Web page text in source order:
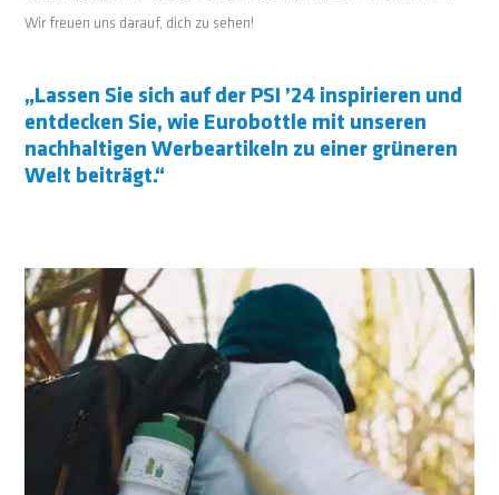
Wir freuen uns darauf, dich zu sehen!
„Lassen Sie sich auf der PSI ’24 inspirieren und
entdecken Sie, wie Eurobottle mit unseren
nachhaltigen Werbeartikeln zu einer grüneren
Welt beiträgt.“